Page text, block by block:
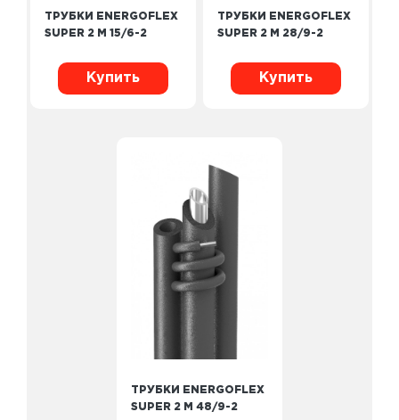
ТРУБКИ ENERGOFLEX
SUPER 2 М 15/6-2
Купить
ТРУБКИ ENERGOFLEX
SUPER 2 М 28/9-2
Купить
ТРУБКИ ENERGOFLEX
SUPER 2 М 48/9-2